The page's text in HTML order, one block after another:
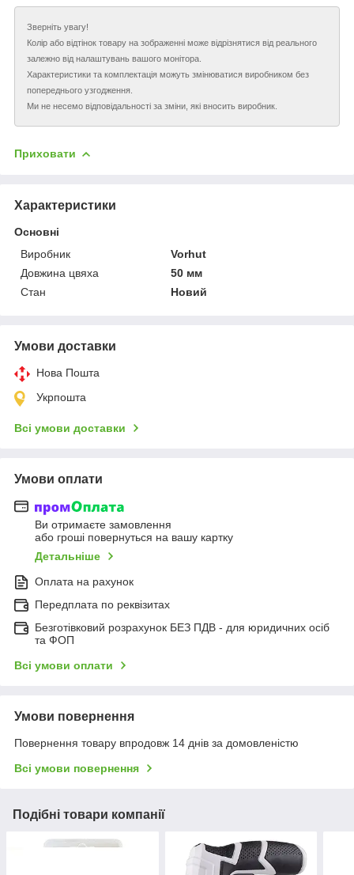
Зверніть увагу!
Колір або відтінок товару на зображенні може відрізнятися від реального
залежно від налаштувань вашого монітора.
Характеристики та комплектація можуть змінюватися виробником без
попереднього узгодження.
Ми не несемо відповідальності за зміни, які вносить виробник.
Приховати
Характеристики
Основні
Виробник
Vorhut
Довжина цвяха
50 мм
Стан
Новий
Умови доставки
Нова Пошта
Укрпошта
Всі умови доставки
Умови оплати
Ви отримаєте замовлення
або гроші повернуться на вашу картку
Детальніше
Оплата на рахунок
Передплата по реквізитах
Безготівковий розрахунок БЕЗ ПДВ - для юридичних осіб
та ФОП
Всі умови оплати
Умови повернення
Повернення товару впродовж 14 днів за домовленістю
Всі умови повернення
Подібні товари компанії